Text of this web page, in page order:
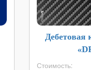
Дебетовая
Стоимость: